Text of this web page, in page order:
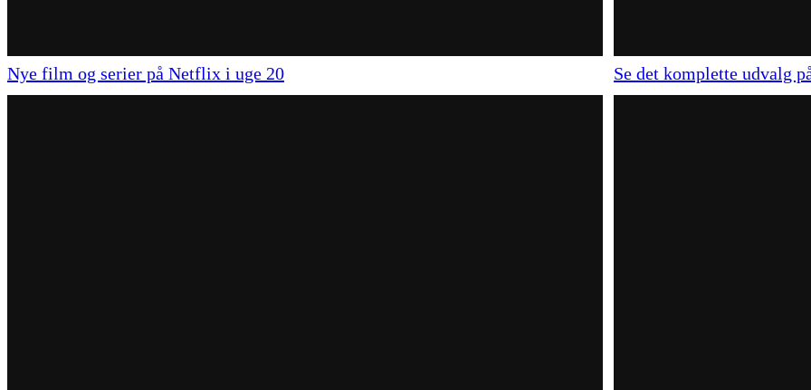
Nye film og serier på Netflix i uge 20 Se det komplette udvalg